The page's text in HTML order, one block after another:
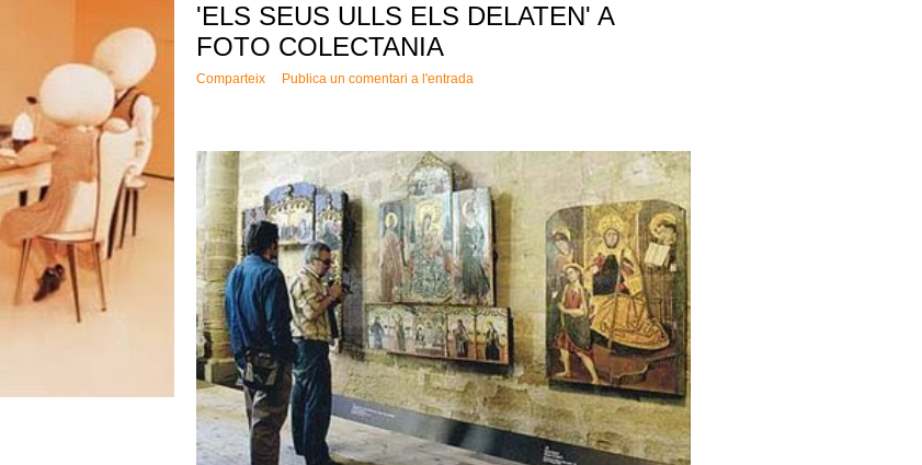
'ELS SEUS ULLS ELS DELATEN' A
FOTO COLECTANIA
Comparteix Publica un comentari a l'entrada